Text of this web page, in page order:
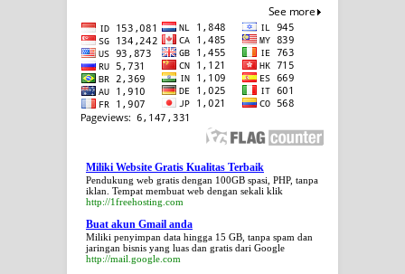
Miliki Website Gratis Kualitas Terbaik
Pendukung web gratis dengan 100GB spasi, PHP, tanpa
iklan. Tempat membuat web dengan sekali klik
http://1freehosting.com
Buat akun Gmail anda
Miliki penyimpan data hingga 15 GB, tanpa spam dan
jaringan bisnis yang luas dan gratis dari Google
http://mail.google.com